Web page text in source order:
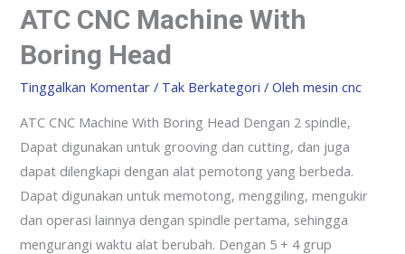
ATC CNC Machine With
Boring Head
Tinggalkan Komentar / Tak Berkategori / Olehmesin cnc
ATC CNC Machine With Boring Head Dengan 2 spindle,
Dapat digunakan untuk grooving dan cutting, dan juga
dapat dilengkapi dengan alat pemotong yang berbeda.
Dapat digunakan untuk memotong, menggiling, mengukir
dan operasi lainnya dengan spindle pertama, sehingga
mengurangi waktu alat berubah. Dengan 5 + 4 grup